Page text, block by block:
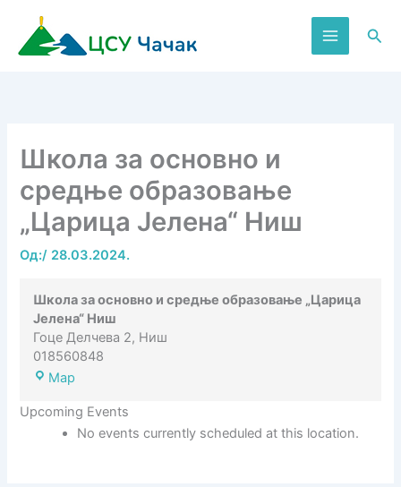
садржај
Школа за основно и
средње образовање
„Царица Јелена“ Ниш
Од:/ 28.03.2024.
Школа за основно и средње образовање „Царица
Јелена“ Ниш
Гоце Делчева 2, Ниш
018560848
Map
основно
и
Upcoming Events
No events currently scheduled at this location.